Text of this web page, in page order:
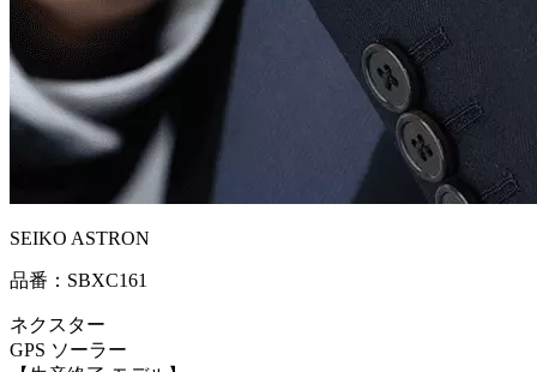
SEIKO ASTRON
品番：SBXC161
ネクスター
GPS ソーラー